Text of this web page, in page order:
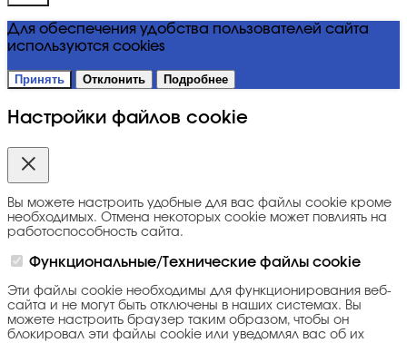
Для обеспечения удобства пользователей сайта
используются cookies
Принять Отклонить Подробнее
Настройки файлов cookie
Вы можете настроить удобные для вас файлы cookie кроме
необходимых. Отмена некоторых cookie может повлиять на
работоспособность сайта.
Функциональные/Технические файлы cookie
Эти файлы cookie необходимы для функционирования веб-
сайта и не могут быть отключены в наших системах. Вы
можете настроить браузер таким образом, чтобы он
блокировал эти файлы cookie или уведомлял вас об их